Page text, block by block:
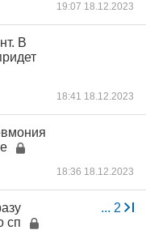
19:07 18.12.2023
В
18:41 18.12.2023
18:36 18.12.2023
... 2
сп